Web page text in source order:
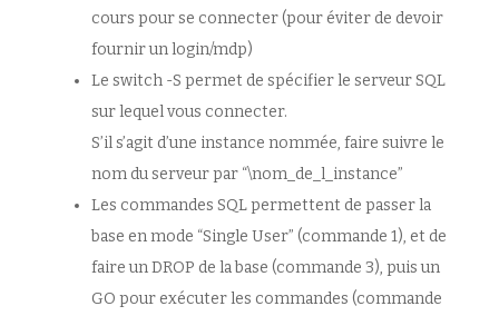
cours pour se connecter (pour éviter de devoir
fournir un login/mdp)
Le switch -S permet de spécifier le serveur SQL
sur lequel vous connecter.
S’il s’agit d’une instance nommée, faire suivre le
nom du serveur par “\nom_de_l_instance”
Les commandes SQL permettent de passer la
base en mode “Single User” (commande 1), et de
faire un DROP de la base (commande 3), puis un
GO pour exécuter les commandes (commande